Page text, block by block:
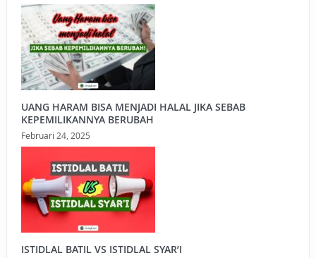
UANG HARAM BISA MENJADI HALAL JIKA SEBAB
KEPEMILIKANNYA BERUBAH
Februari 24, 2025
ISTIDLAL BATIL VS ISTIDLAL SYAR’I